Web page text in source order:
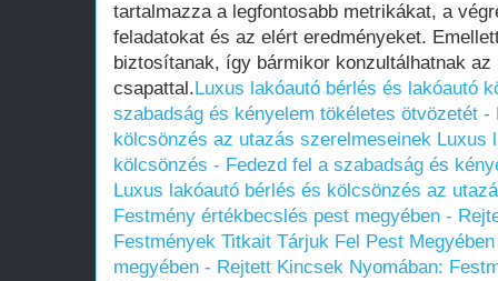
tartalmazza a legfontosabb metrikákat, a
feladatokat és az elért eredményeket.
biztosítanak, így bármikor konzultálhatnak
csapattal.Luxus lakóautó bérlés és lakóautó
szabadság és kényelem tökéletes ötvözetét
kölcsönzés az utazás szerelmeseinek Luxus
kölcsönzés - Fedezd fel a szabadság és
Luxus lakóautó bérlés és kölcsönzés az
Festmény értékbecslés pest megyében -
Festmények Titkait Tárjuk Fel Pest Megyében
megyében - Rejtett Kincsek Nyomában: